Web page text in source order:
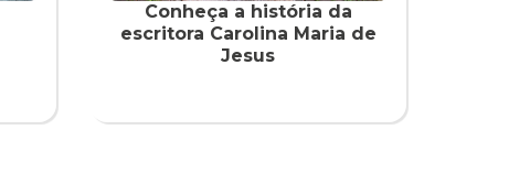
Conheça a história da
escritora Carolina Maria de
Jesus